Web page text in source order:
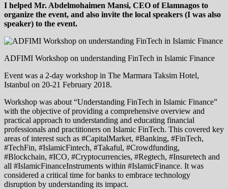
I helped Mr. Abdelmohaimen Mansi, CEO of Elamnagos to
organize the event, and also invite the local speakers (I was also
speaker) to the event.
ADFIMI Workshop on understanding FinTech in Islamic Finance
Event was a 2-day workshop in The Marmara Taksim Hotel,
Istanbul on 20-21 February 2018.
Workshop was about “Understanding FinTech in Islamic Finance”
with the objective of providing a comprehensive overview and
practical approach to understanding and educating financial
professionals and practitioners on Islamic FinTech. This covered key
areas of interest such as #CapitalMarket, #Banking, #FinTech,
#TechFin, #IslamicFintech, #Takaful, #Crowdfunding,
#Blockchain, #ICO, #Cryptocurrencies, #Regtech, #Insuretech and
all #IslamicFinanceInstruments within #IslamicFinance. It was
considered a critical time for banks to embrace technology
disruption by understanding its impact.